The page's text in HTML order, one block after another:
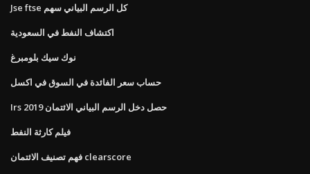
Jse ftse كل الرسم البياني سهم
اكتشاف النفط في السعودية
نوك سيك بلومبرغ
حساب سعر الفائدة في السوق في اكسل
Irs حصل دخل الرسم البياني الائتمان 2019
فيلم كارثة النفط
فهم تصنيف الائتمان clearscore